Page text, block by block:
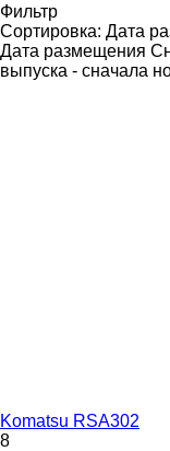
Фильтр
Сортировка: Дата
Дата размещения
выпуска - сначала
Komatsu RSA302
8